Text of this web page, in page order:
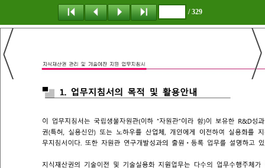
/ 329
탐 색 책갈피 이 동